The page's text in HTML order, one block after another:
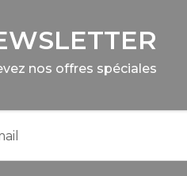
nos offres spéciales